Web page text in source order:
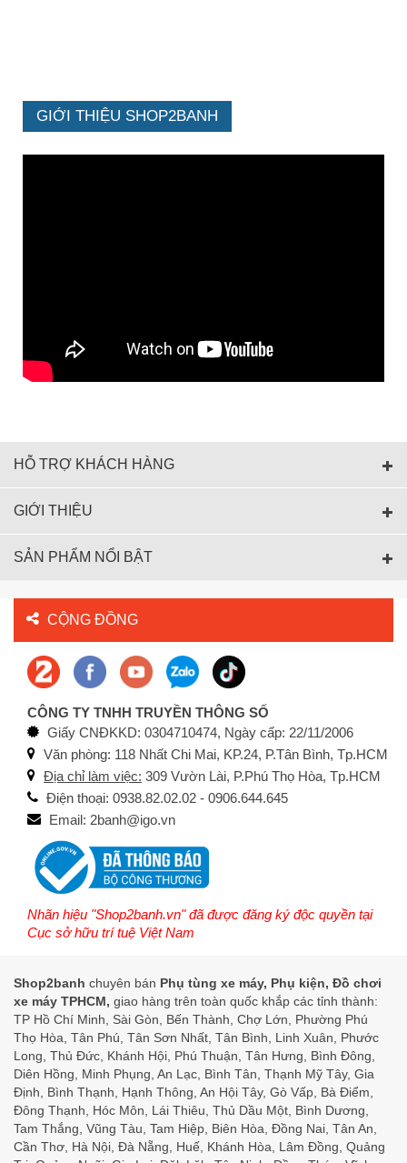
GIỚI THIỆU SHOP2BANH
HỖ TRỢ KHÁCH HÀNG
GIỚI THIỆU
SẢN PHẨM NỔI BẬT
CỘNG ĐỒNG
CÔNG TY TNHH TRUYỀN THÔNG SỐ
Giấy CNĐKKD: 0304710474, Ngày cấp: 22/11/2006
Văn phòng: 118 Nhất Chi Mai, KP.24, P.Tân Bình, Tp.HCM
Địa chỉ làm việc: 309 Vườn Lài, P.Phú Thọ Hòa, Tp.HCM
Điện thoại: 0938.82.02.02 - 0906.644.645
Email: 2banh@igo.vn
Nhãn hiệu "Shop2banh.vn" đã được đăng ký độc quyền tại
Cục sở hữu trí tuệ Việt Nam
Shop2banh chuyên bán Phụ tùng xe máy, Phụ kiện, Đồ chơi
xe máy TPHCM, giao hàng trên toàn quốc khắp các tỉnh thành:
TP Hồ Chí Minh, Sài Gòn, Bến Thành, Chợ Lớn, Phường Phú
Thọ Hòa, Tân Phú, Tân Sơn Nhất, Tân Bình, Linh Xuân, Phước
Long, Thủ Đức, Khánh Hội, Phú Thuận, Tân Hưng, Bình Đông,
Diên Hồng, Minh Phụng, An Lạc, Bình Tân, Thạnh Mỹ Tây, Gia
Định, Bình Thạnh, Hạnh Thông, An Hội Tây, Gò Vấp, Bà Điểm,
Đông Thạnh, Hóc Môn, Lái Thiêu, Thủ Dầu Một, Bình Dương,
Tam Thắng, Vũng Tàu, Tam Hiệp, Biên Hòa, Đồng Nai, Tân An,
Cần Thơ, Hà Nội, Đà Nẵng, Huế, Khánh Hòa, Lâm Đồng, Quảng